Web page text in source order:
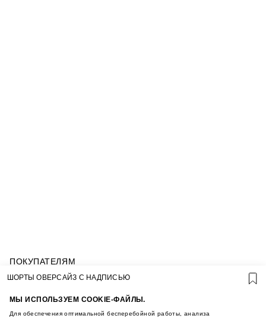
МЫ ИСПОЛЬЗУЕМ COOKIE-ФАЙЛЫ.
Для обеспечения оптимальной бесперебойной работы, анализа
ПОКУПАТЕЛЯМ
УСЛОВИЯ ИСПОЛЬЗОВАНИЯ ПОДАРОЧНЫХ
ПОЛИТИКА КОНФИДЕНЦИАЛЬНОСТИ
ШОРТЫ ОВЕРСАЙЗ С НАДПИСЬЮ